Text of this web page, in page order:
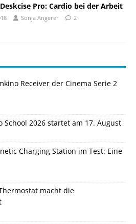
Pro: Cardio bei der Arbeit
Sonja Angerer 2
Receiver der Cinema Serie 2
School 2026 startet am 17. August
Charging Station im Test: Eine
macht die